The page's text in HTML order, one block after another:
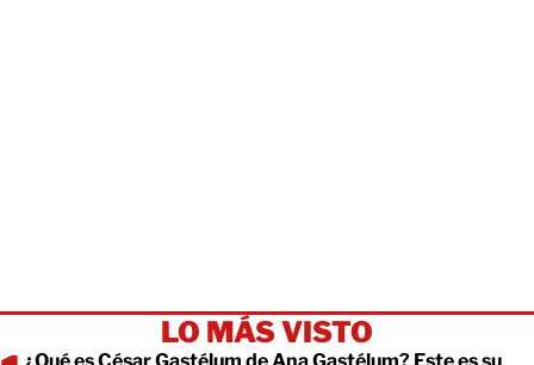
LO MÁS VISTO